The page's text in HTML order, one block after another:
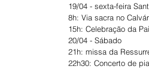
19/04 - sexta-feira
8h: Via sacra no
15h: Celebração da
20/04 - Sábado
21h: missa da
22h30: Concerto de